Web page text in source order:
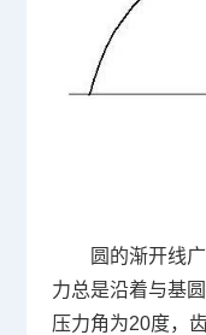
圆的渐开线
力总是沿着与基
压力角为20度，